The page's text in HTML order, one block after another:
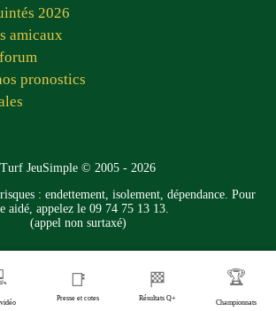
bravo, je vous consulte tous les
2026
fiable. Je pense que mon gros lot
vous. Merci à Patrice, Domi, Fred,
juan83, Lorrain actuellement
d'autres ♥️♥️. »
2026
amicaux
pronostics
Turf JeuSimple © 2005 - 2026
: endettement, isolement, dépendance. Pour
aidé, appelez le 09 74 75 13 13.
(appel non surtaxé)
📑
Presse et cotes
🏁
Résultats Q+
🏆
Championnats